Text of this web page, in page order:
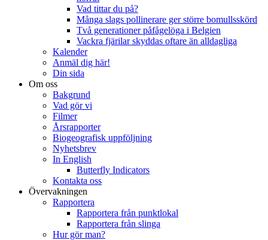
Vad tittar du på?
Många slags pollinerare ger större bomullsskörd
Två generationer påfågelöga i Belgien
Vackra fjärilar skyddas oftare än alldagliga
Kalender
Anmäl dig här!
Din sida
Om oss
Bakgrund
Vad gör vi
Filmer
Årsrapporter
Biogeografisk uppföljning
Nyhetsbrev
In English
Butterfly Indicators
Kontakta oss
Övervakningen
Rapportera
Rapportera från punktlokal
Rapportera från slinga
Hur gör man?